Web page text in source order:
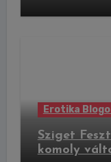
Erotika
Sziget
komoly